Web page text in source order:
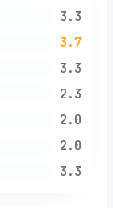
3.3
3.7
3.3
2.3
2.0
2.0
3.3